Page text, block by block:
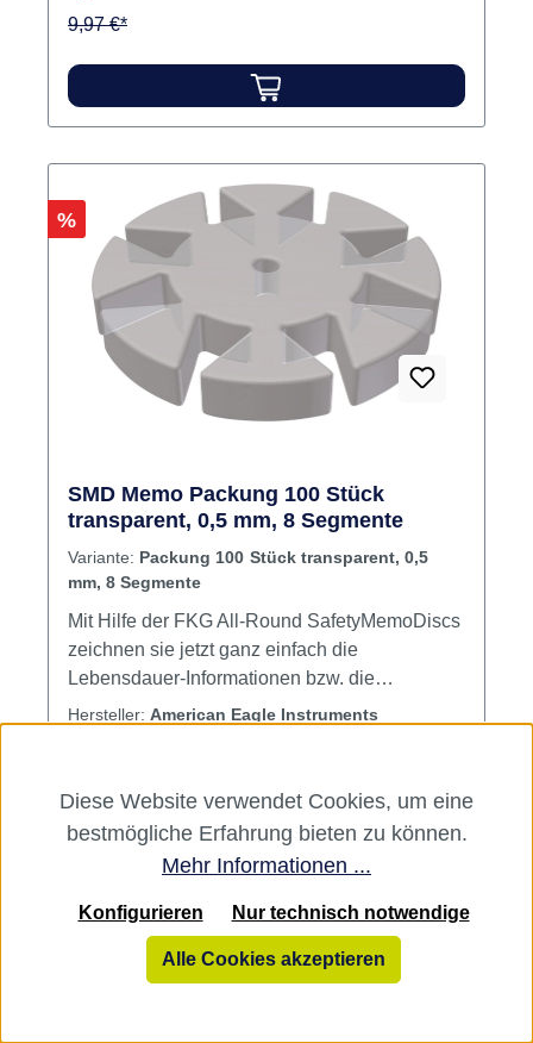
9,97 €*
Rabatt
%
SMD Memo Packung 100 Stück
transparent, 0,5 mm, 8 Segmente
Variante: Packung 100 Stück transparent, 0,5
mm, 8 Segmente
Mit Hilfe der FKG All-Round SafetyMemoDiscs
zeichnen sie jetzt ganz einfach die
Lebensdauer-Informationen bzw. die
Benutzungshäufigkeit direkt am Instrument auf!
können Sie die Anwendungsinformationen für
jedes Instrument individuell festhalten, ohne
lästige Listen zu führen. Alle All-Round SMD
haben vier oder acht Segmente, entsprechend
der maximalen Benutzung eines Instruments.
Für rotierende Instrumente, abhängig von der
Instrumentengröße/Konizität und dem
Hersteller: American Eagle Instruments
38,74 €*
Diese Website verwendet Cookies, um eine
bestmögliche Erfahrung bieten zu können.
Mehr Informationen ...
Nur technisch notwendige
Konfigurieren
Alle Cookies akzeptieren